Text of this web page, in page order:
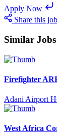
Apply Now
Share this
Similar Jobs
Firefighter
Adani Airport
West Africa